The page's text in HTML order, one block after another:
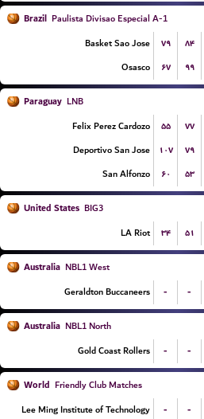
Brazil Paulista Divisao Especial A-1
Basket Sao Jose
۷۹ ۸۴
Osasco
۶۷ ۹۹
Paraguay LNB
Felix Perez Cardozo
۵۵ ۷۷
Deportivo San Jose
۱۰۷ ۷۹
San Alfonzo
۶۰ ۵۳
United States BIG3
LA Riot
۳۴ ۵۱
Australia NBL1 West
Geraldton Buccaneers
- -
Australia NBL1 North
Gold Coast Rollers
- -
World Friendly Club Matches
Lee Ming Institute of Technology
- -